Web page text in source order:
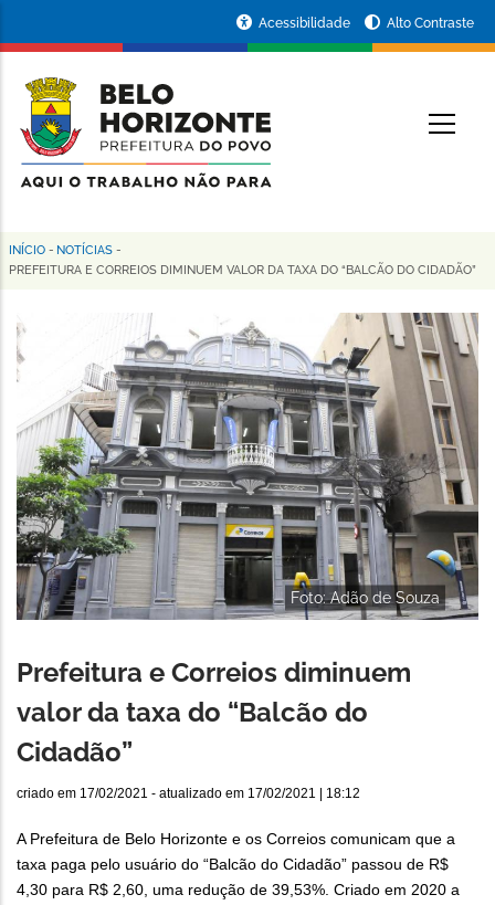
conteúdo
principal
da
Prefeitura
de
Horizonte
Acessibilidade Alto Contraste
Trilha
navegação
INÍCIO - NOTÍCIAS -
PREFEITURA E CORREIOS DIMINUEM VALOR DA TAXA DO “BALCÃO DO CIDADÃO”
Foto: Adão de Souza
Prefeitura e Correios diminuem
valor da taxa do “Balcão do
Cidadão”
criado em 17/02/2021 - atualizado em 17/02/2021 | 18:12
A Prefeitura de Belo Horizonte e os Correios comunicam que a
taxa paga pelo usuário do “Balcão do Cidadão” passou de R$
4,30 para R$ 2,60, uma redução de 39,53%. Criado em 2020 a